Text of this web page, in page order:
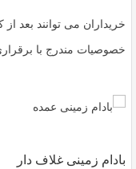
خریداران می توانند بعد
خصوصیات مندرج با
بادام زمینی غلاف دار